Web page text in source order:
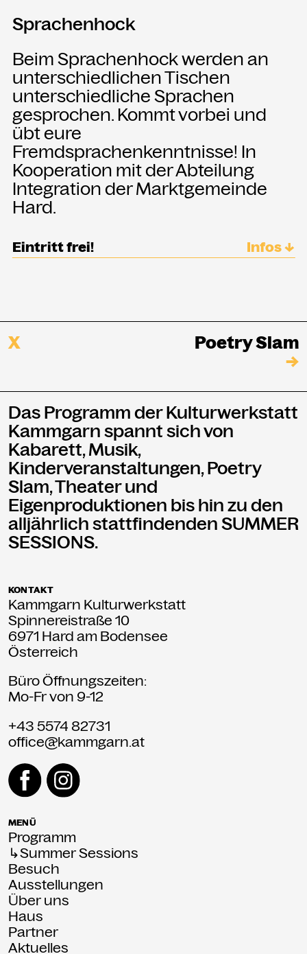
Sprachenhock
Beim Sprachenhock werden an
unterschiedlichen Tischen
unterschiedliche Sprachen
gesprochen. Kommt vorbei und
übt eure
Fremdsprachenkenntnisse! In
Kooperation mit der Abteilung
Integration der Marktgemeinde
Hard.
Eintritt frei! Infos ↓
X
Poetry Slam
→
Das Programm der Kulturwerkstatt
Kammgarn spannt sich von
Kabarett, Musik,
Kinderveranstaltungen, Poetry
Slam, Theater und
Eigenproduktionen bis hin zu den
alljährlich stattfindenden SUMMER
SESSIONS.
KONTAKT
Kammgarn Kulturwerkstatt
Spinnereistraße 10
6971 Hard am Bodensee
Österreich
Büro Öffnungszeiten:
Mo-Fr von 9-12
+43 5574 82731
office@kammgarn.at
MENÜ
Programm
↳Summer Sessions
Besuch
Ausstellungen
Über uns
Haus
Partner
Aktuelles